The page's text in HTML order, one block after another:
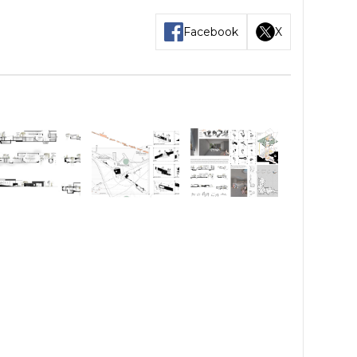
Facebook X